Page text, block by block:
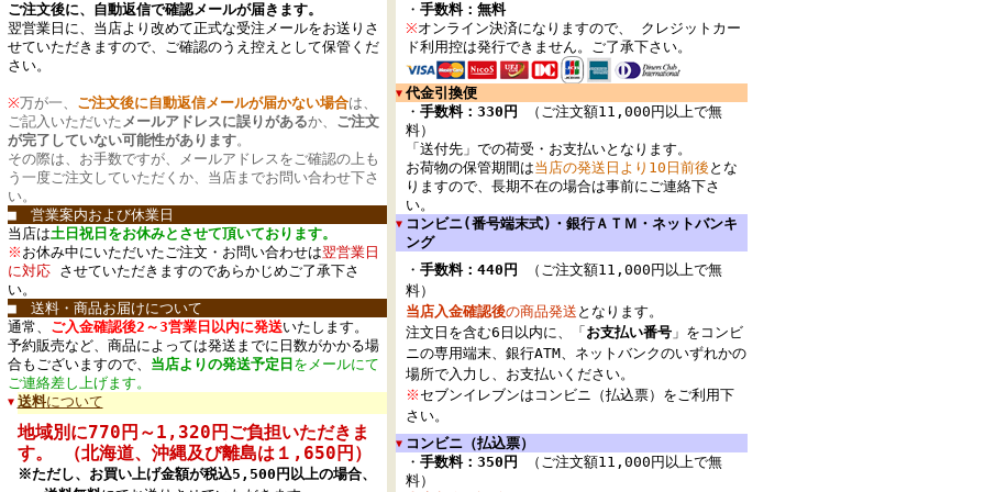
ご注文後に、自動返信で確認メールが届きます。
翌営業日に、当店より改めて正式な受注メールをお送りさ
せていただきますので、ご確認のうえ控えとして保管くだ
さい。
※万が一、 ご注文後に自動返信メールが届かない場合は、
ご記入いただいたメールアドレスに誤りがあるか、 ご注文
が完了していない可能性があります。
その際は、お手数ですが、メールアドレスをご確認の上も
う一度ご注文していただくか、当店までお問い合わせ下さ
い。
■ 営業案内および休業日
当店は土日祝日をお休みとさせて頂いております。
※ お休み中にいただいたご注文・お問い合わせは翌営業日
に対応 させていただきますのであらかじめご了承下さ
い。
■ 送料・商品お届けについて
通常、 ご入金確認後2～3営業日以内に発送いたします。
予約販売など、商品によっては発送までに日数がかかる場
合もございますので、 当店よりの発送予定日 をメールにて
ご連絡差し上げます。
▼ 送料について
地域別に770円～1,320円ご負担いただきま
す。 （北海道、沖縄及び離島は１,650円）
※ただし、お買い上げ金額が税込5,500円以上の場合、
・ 手数料：無料
※オンライン決済になりますので、 クレジットカー
ド利用控は発行できません。ご了承下さい。
▼ 代金引換便
・ 手数料：330円
（ご注文額11,000円以上で無
料）
「送付先」での荷受・お支払いとなります。
お荷物の保管期間は当店の発送日より10日前後 とな
りますので、長期不在の場合は事前にご連絡下さ
い。
▼ コンビニ(番号端末式)・銀行ＡＴＭ・ネットバンキ
ング
・ 手数料：440円 （ご注文額11,000円以上で無
料）
当店入金確認後の商品発送 となります。
注文日を含む6日以内に、「 お支払い番号」をコンビ
ニの専用端末、銀行ATM、ネットバンクのいずれかの
場所で入力し、お支払いください。
※ セブンイレブンはコンビニ（払込票）をご利用下
さい。
▼ コンビニ（払込票）
・ 手数料：350円 （ご注文額11,000円以上で無
料）